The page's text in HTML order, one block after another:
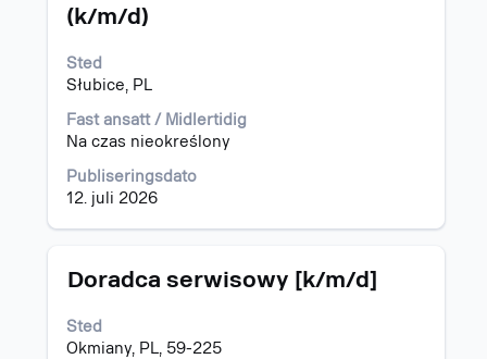
(k/m/d)
Sted
Słubice, PL
Fast ansatt / Midlertidig
Na czas nieokreślony
Publiseringsdato
12. juli 2026
mellomromstasten
å
vise
det
fullstendige
i
jobbinformasjonen.
Tittel
Doradca serwisowy [k/m/d]
Sted
Okmiany, PL, 59-225
Velg
mellomromstasten
for